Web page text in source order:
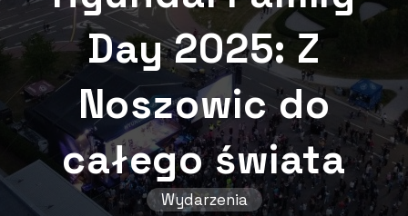
Day 2025: Z
Noszowic do
całego świata
Wydarzenia